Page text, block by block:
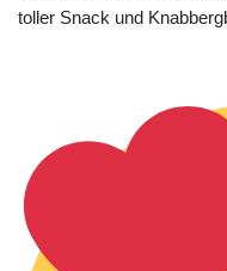
toller Snack und